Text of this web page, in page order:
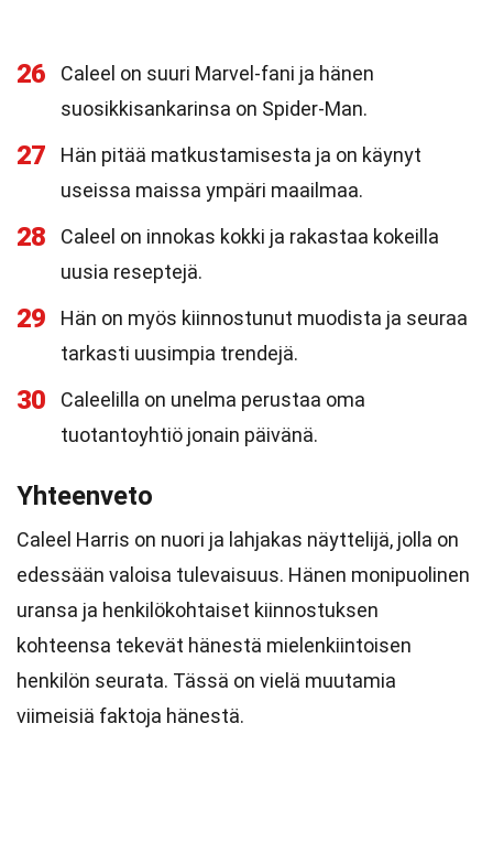
26
Caleel on suuri Marvel-fani ja hänen
suosikkisankarinsa on Spider-Man.
27
Hän pitää matkustamisesta ja on käynyt
useissa maissa ympäri maailmaa.
28
Caleel on innokas kokki ja rakastaa kokeilla
uusia reseptejä.
29
Hän on myös kiinnostunut muodista ja seuraa
tarkasti uusimpia trendejä.
30
Caleelilla on unelma perustaa oma
tuotantoyhtiö jonain päivänä.
Yhteenveto
Caleel Harris on nuori ja lahjakas näyttelijä, jolla on
edessään valoisa tulevaisuus. Hänen monipuolinen
uransa ja henkilökohtaiset kiinnostuksen
kohteensa tekevät hänestä mielenkiintoisen
henkilön seurata. Tässä on vielä muutamia
viimeisiä faktoja hänestä.